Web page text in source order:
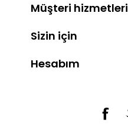
Müşteri hizmetleri
Sizin için
Hesabım